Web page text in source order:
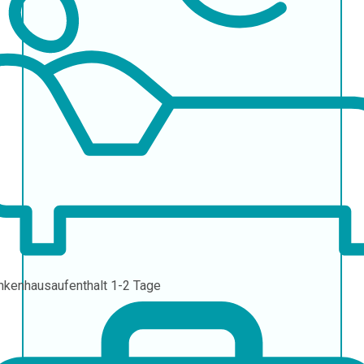
1-2 Tage